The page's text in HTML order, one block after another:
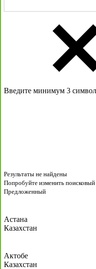
Введите минимум 3
Результаты не найдены
Попробуйте изменить
Предложенный
Астана
Казахстан
Актобе
Казахстан